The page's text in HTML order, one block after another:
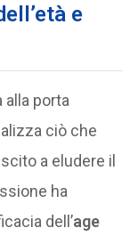
e
alla porta
ciò che
a eludere il
ha
dell’age